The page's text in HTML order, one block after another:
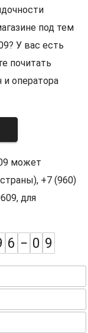
под тем
У вас есть
почитать
и оператора
может
+7 (960)
для
6 − 0 9